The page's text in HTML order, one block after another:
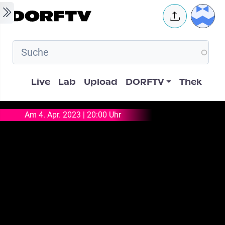
Skip to main content User
Hauptnavigation
Live Lab Upload DORFTV Thek
Am 4. Apr. 2023 | 20:00 Uhr